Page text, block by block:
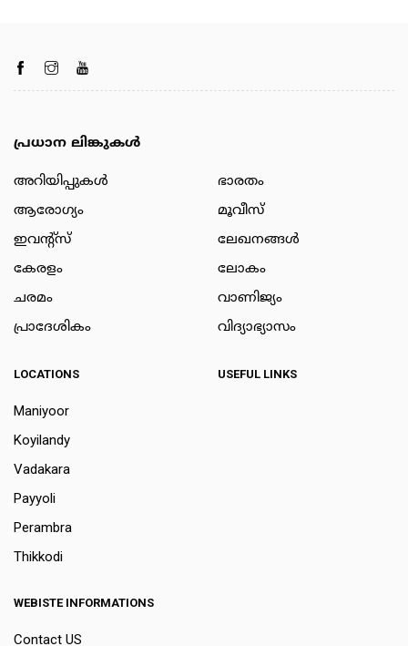
പ്രധാന ലിങ്കുകൾ
അറിയിപ്പുകള്‍
ആരോഗ്യം
ഇവന്റ്സ്
കേരളം
ചരമം
പ്രാദേശികം
ഭാരതം
മൂവീസ്
ലേഖനങ്ങള്‍
ലോകം
വാണിജ്യം
വിദ്യാഭ്യാസം
LOCATIONS
Maniyoor
Koyilandy
Vadakara
Payyoli
Perambra
Thikkodi
USEFUL LINKS
WEBISTE INFORMATIONS
Contact US